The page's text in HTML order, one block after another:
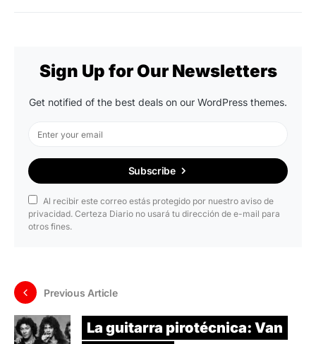
Sign Up for Our Newsletters
Get notified of the best deals on our WordPress themes.
Subscribe
Al recibir este correo estás protegido por nuestro aviso de
privacidad. Certeza Diario no usará tu dirección de e-mail para
otros fines.
Previous Article
La guitarra pirotécnica: Van